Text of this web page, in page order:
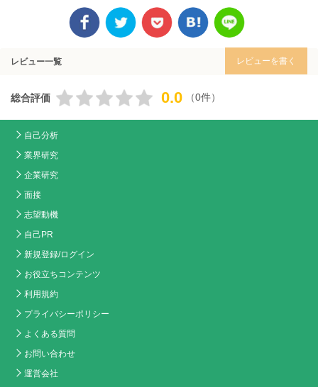
レビュー一覧 レビューを書く
総合評価 0.0 （0件）
自己分析
業界研究
企業研究
面接
志望動機
自己PR
新規登録/ログイン
お役立ちコンテンツ
利用規約
プライバシーポリシー
よくある質問
お問い合わせ
運営会社